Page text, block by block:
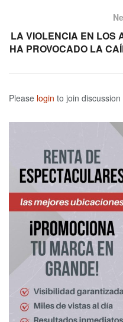
LA VIOLENCIA EN LOS
HA PROVOCADO LA
Please login to join discussion